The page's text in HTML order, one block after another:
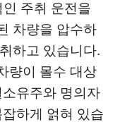
주취 운전을
차량을 압수하
하고 있습니다.
량이 몰수 대상
유주와 명의자
하게 얽혀 있습